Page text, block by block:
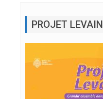
PROJET LEVAIN